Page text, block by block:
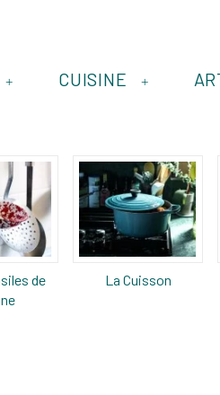
+ +
CUISINE
de
La Cuisson